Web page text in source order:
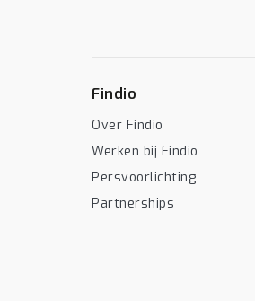
Findio
Over Findio
Werken bij Findio
Persvoorlichting
Partnerships